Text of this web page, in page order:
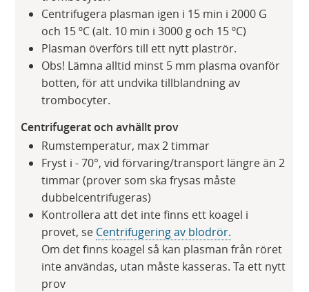
Centrifugera plasman igen i 15 min i 2000 G
och 15 ºC (alt. 10 min i 3000 g och 15 ºC)
Plasman överförs till ett nytt plaströr.
Obs! Lämna alltid minst 5 mm plasma ovanför
botten, för att undvika tillblandning av
trombocyter.
Centrifugerat och avhällt prov
Rumstemperatur, max 2 timmar
Fryst i - 70°, vid förvaring/transport längre än 2
timmar (prover som ska frysas måste
dubbelcentrifugeras)
Kontrollera att det inte finns ett koagel i
provet, se Centrifugering av blodrör.
Om det finns koagel så kan plasman från röret
inte användas, utan måste kasseras. Ta ett nytt
prov